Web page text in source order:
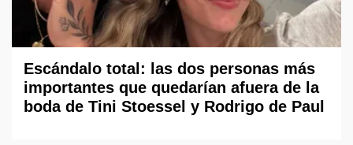
Escándalo total: las dos personas más
importantes que quedarían afuera de la
boda de Tini Stoessel y Rodrigo de Paul